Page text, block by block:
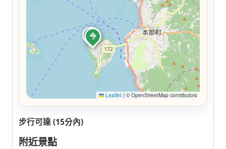
今
景
Leaflet | © OpenStreetMap contributors
步行可達 (15分內)
附近景點